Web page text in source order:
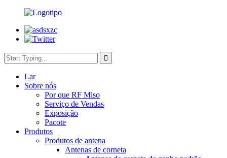
Lar
Sobre nós
Por que RF Miso
Serviço de Vendas
Exposição
Pacote
Produtos
Produtos de antena
Antenas de corneta